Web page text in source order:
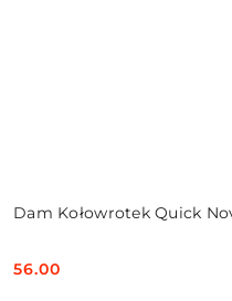
Dam Kołowrotek Quick
Cena:
56.00